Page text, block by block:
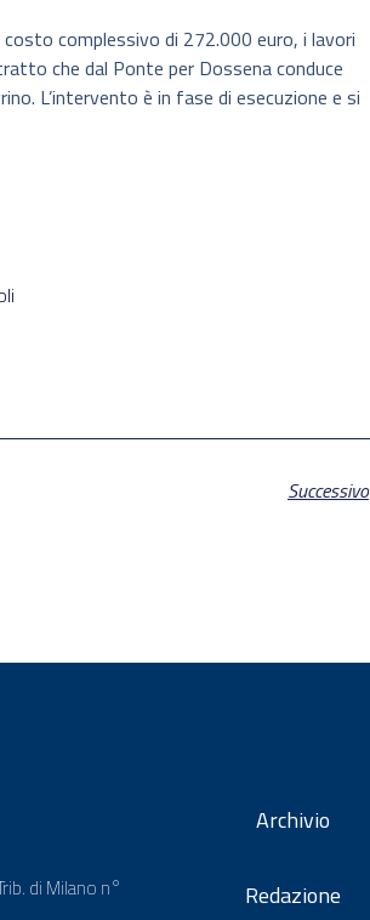
complessivo di 272.000 euro, i lavori
che dal Ponte per Dossena conduce
L’intervento è in fase di esecuzione e si
Successivo
di Milano n°
Archivio
Redazione